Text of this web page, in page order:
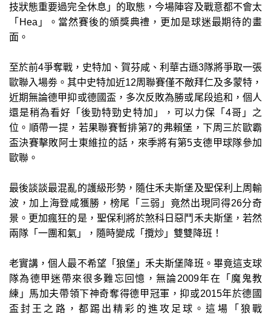
技狀態重要過完全休息」的取態，今場陣容及戰意都不會太
「Hea」。當然賽後的頒獎典禮，更加是球迷最期待的畫
面。
至於前4爭奪戰，史特加、賀芬咸、利華古遜3隊將爭取一張
歐聯入場劵。其中史特加近12周聯賽僅不敵拜仁及多蒙特，
近期無論德甲抑或德國盃，多次反敗為勝或尾段追和，個人
還是稍為看好「後勁特勁史特加」，可以力保「4哥」之
位。順帶一提，若果聯賽暫排第7的弗賴堡，下周三於歐霸
盃決賽擊敗阿士東維拉的話，來季將有第5支德甲球隊參加
歐聯。
最後談談最混亂的護級形勢，隨住禾夫斯堡及聖保利上周輸
波，加上海登咸獲勝，榜尾「三弱」竟然出現同得26分奇
景。更加瘋狂的是，聖保利將於煞科日惡鬥禾夫斯堡，若然
兩隊「一團和氣」，隨時變成「攬炒」雙雙降班！
老實講，個人最不希望「狼堡」禾夫斯堡降班。畢竟這支球
隊為德甲迷帶來很多難忘回憶，無論2009年在「魔鬼教
練」馬加夫帶領下神奇奪得德甲冠軍，抑或2015年於德國
盃封王之路，都踢出精彩的進攻足球。這場「狼戰